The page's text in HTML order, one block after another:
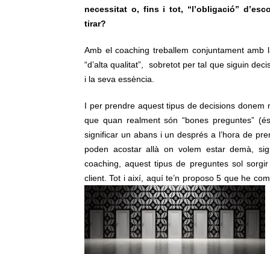
necessitat o, fins i tot, “l’obligació”
tirar?
Amb el coaching treballem conjuntament
“d’alta qualitat”, sobretot per tal que siguin
i la seva essència.
I per prendre aquest tipus de decisions
que quan realment són “bones preguntes”
significar un abans i un després a l’hora de
poden acostar allà on volem estar demà,
coaching, aquest tipus de preguntes sol
client. Tot i així, aquí te’n proposo 5 que he